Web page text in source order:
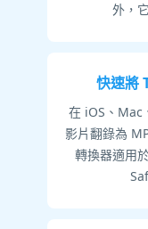
外，
快速將
在 iOS、Mac
影片翻錄為
轉換器適用